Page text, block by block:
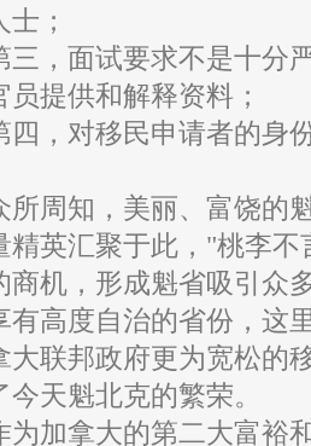
；
面试要求不是十分严
员提供和解释资料；
对移民申请者的身份
知，美丽、富饶的魁
精英汇聚于此，"桃李
商机，形成魁省吸引众
有高度自治的省份，这
大联邦政府更为宽松的
今天魁北克的繁荣。
拿大的第二大富裕和